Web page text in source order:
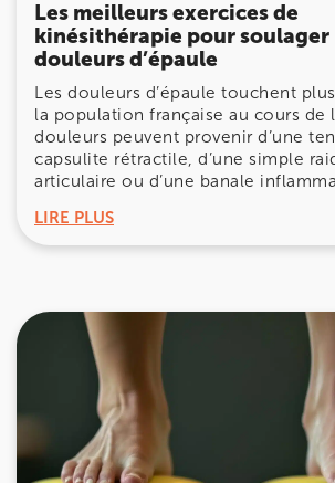
Les meilleurs exercices de
kinésithérapie pour soulager
douleurs d’épaule
Les douleurs d’épaule touchent
la population française au cours de
douleurs peuvent provenir d’une
capsulite rétractile, d’une simple
articulaire ou d’une banale
LIRE PLUS